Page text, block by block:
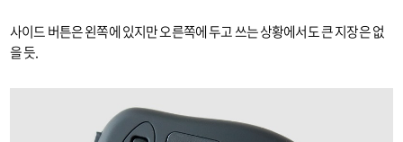
사이드 버튼은 왼쪽에 있지만 오른쪽에 두고 쓰는 상황에서도 큰 지장은 없
을 듯.